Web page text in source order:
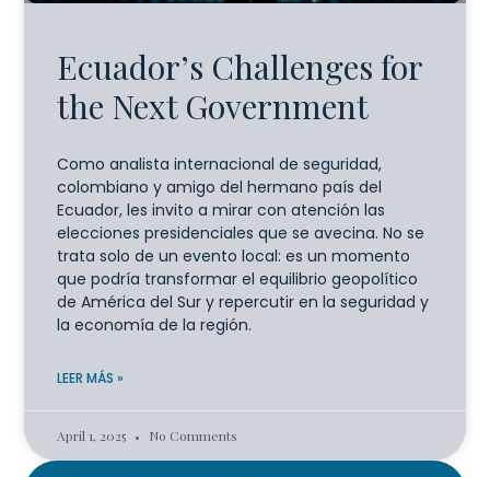
Ecuador’s Challenges for
the Next Government
Como analista internacional de seguridad,
colombiano y amigo del hermano país del
Ecuador, les invito a mirar con atención las
elecciones presidenciales que se avecina. No se
trata solo de un evento local: es un momento
que podría transformar el equilibrio geopolítico
de América del Sur y repercutir en la seguridad y
la economía de la región.
LEER MÁS »
April 1, 2025 No Comments